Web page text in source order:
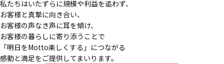
私たちはいたずらに規模や利益を追わず、
お客様と真摯に向き合い、
お客様の声なき声に耳を傾け、
お客様の暮らしに寄り添うことで
「明日をMotto楽しくする」につながる
感動と満足をご提供してまいります。